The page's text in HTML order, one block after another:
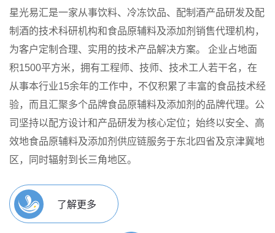
星光易汇是一家从事饮料、冷冻饮品、配制酒产品研发及配
制酒的技术科研机构和食品原辅料及添加剂销售代理机构，
为客户定制合理、实用的技术产品解决方案。 企业占地面
积1500平方米，拥有工程师、技师、技术工人若干名，在
从事本行业15余年的工作中，不仅积累了丰富的食品技术经
验，而且汇聚多个品牌食品原辅料及添加剂的品牌代理。公
司坚持以配方设计和产品研发为核心定位；始终以安全、高
效地食品原辅料及添加剂供应链服务于东北四省及京津冀地
区，同时辐射到长三角地区。
了解更多